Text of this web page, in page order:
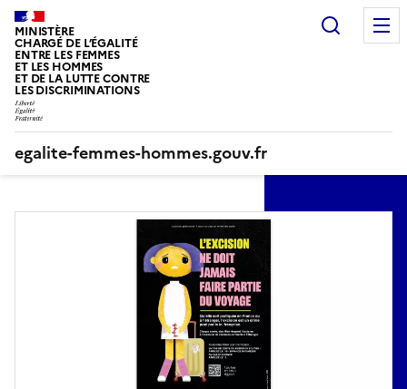
Panneau de gestion des cookies
MINISTÈRE
CHARGÉ DE L’ÉGALITÉ
ENTRE LES FEMMES
ET LES HOMMES
ET DE LA LUTTE CONTRE
LES DISCRIMINATIONS
egalite-femmes-hommes.gouv.fr